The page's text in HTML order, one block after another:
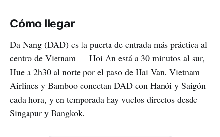
Cómo llegar
Da Nang (DAD) es la puerta de entrada más práctica al
centro de Vietnam — Hoi An está a 30 minutos al sur,
Hue a 2h30 al norte por el paso de Hai Van. Vietnam
Airlines y Bamboo conectan DAD con Hanói y Saigón
cada hora, y en temporada hay vuelos directos desde
Singapur y Bangkok.